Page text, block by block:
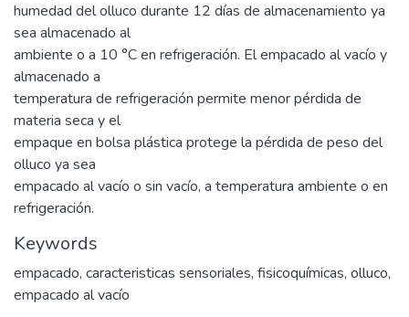
humedad del olluco durante 12 días de almacenamiento ya
sea almacenado al
ambiente o a 10 °C en refrigeración. El empacado al vacío y
almacenado a
temperatura de refrigeración permite menor pérdida de
materia seca y el
empaque en bolsa plástica protege la pérdida de peso del
olluco ya sea
empacado al vacío o sin vacío, a temperatura ambiente o en
refrigeración.
Keywords
empacado, caracteristicas sensoriales, fisicoquímicas, olluco,
empacado al vacío